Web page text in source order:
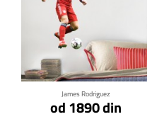
James Rodriguez
od 1890 din
Klikni za detalje